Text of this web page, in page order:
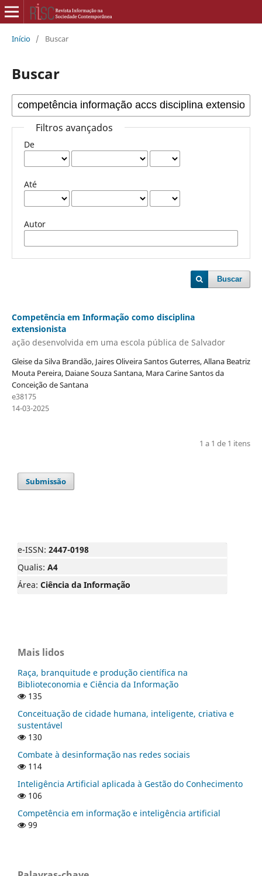
Início / Buscar
Buscar
Filtros avançados
De
Até
Autor
Buscar
Competência em Informação como disciplina
extensionista
ação desenvolvida em uma escola pública de Salvador
Gleise da Silva Brandão, Jaires Oliveira Santos Guterres, Allana Beatriz
Mouta Pereira, Daiane Souza Santana, Mara Carine Santos da
Conceição de Santana
e38175
14-03-2025
1 a 1 de 1 itens
Submissão
e-ISSN: 2447-0198
Qualis: A4
Área: Ciência da Informação
Mais lidos
Raça, branquitude e produção científica na
Biblioteconomia e Ciência da Informação
135
Conceituação de cidade humana, inteligente, criativa e
sustentável
130
Combate à desinformação nas redes sociais
114
Inteligência Artificial aplicada à Gestão do Conhecimento
106
Competência em informação e inteligência artificial
99